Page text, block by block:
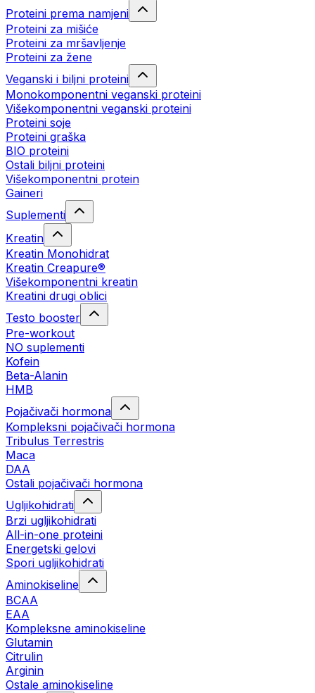
Proteini prema namjeni
Proteini za mišiće
Proteini za mršavljenje
Proteini za žene
Veganski i biljni proteini
Monokomponentni veganski proteini
Višekomponentni veganski proteini
Proteini soje
Proteini graška
BIO proteini
Ostali biljni proteini
Višekomponentni protein
Gaineri
Suplementi
Kreatin
Kreatin Monohidrat
Kreatin Creapure®
Višekomponentni kreatin
Kreatini drugi oblici
Testo booster
Pre-workout
NO suplementi
Kofein
Beta-Alanin
HMB
Pojačivači hormona
Kompleksni pojačivači hormona
Tribulus Terrestris
Maca
DAA
Ostali pojačivači hormona
Ugljikohidrati
Brzi ugljikohidrati
All-in-one proteini
Energetski gelovi
Spori ugljikohidrati
Aminokiseline
BCAA
EAA
Kompleksne aminokiseline
Glutamin
Citrulin
Arginin
Ostale aminokiseline